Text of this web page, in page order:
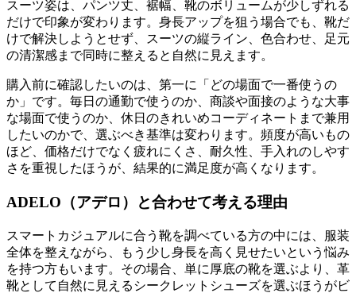
スーツ姿は、パンツ丈、裾幅、靴のボリュームが少しずれる
だけで印象が変わります。身長アップを狙う場合でも、靴だ
けで解決しようとせず、スーツの縦ライン、色合わせ、足元
の清潔感まで同時に整えると自然に見えます。
購入前に確認したいのは、第一に「どの場面で一番使うの
か」です。毎日の通勤で使うのか、商談や面接のような大事
な場面で使うのか、休日のきれいめコーディネートまで兼用
したいのかで、選ぶべき基準は変わります。頻度が高いもの
ほど、価格だけでなく疲れにくさ、耐久性、手入れのしやす
さを重視したほうが、結果的に満足度が高くなります。
ADELO（アデロ）と合わせて考える理由
スマートカジュアルに合う靴を調べている方の中には、服装
全体を整えながら、もう少し身長を高く見せたいという悩み
を持つ方もいます。その場合、単に厚底の靴を選ぶより、革
靴として自然に見えるシークレットシューズを選ぶほうがビ